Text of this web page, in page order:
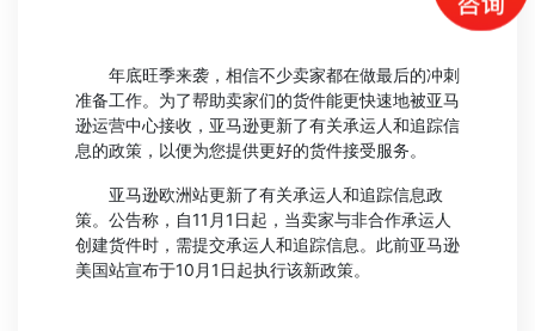
年底旺季来袭，相信不少卖家都在做最后的冲刺
准备工作。为了帮助卖家们的货件能更快速地被亚马
逊运营中心接收，亚马逊更新了有关承运人和追踪信
息的政策，以便为您提供更好的货件接受服务。
亚马逊欧洲站更新了有关承运人和追踪信息政
策。公告称，自11月1日起，当卖家与非合作承运人
创建货件时，需提交承运人和追踪信息。此前亚马逊
美国站宣布于10月1日起执行该新政策。